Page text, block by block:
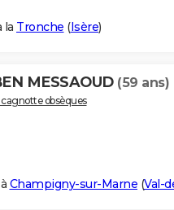
la Tronche (Isère)
MESSAOUD (59 ans)
obsèques
Champigny-sur-Marne (Val-